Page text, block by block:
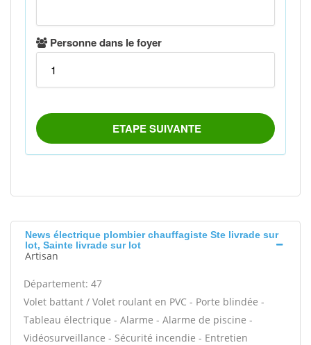
News électrique plombier chauffagiste Ste livrade sur
lot, Sainte livrade sur lot
Artisan
Département: 47
Volet battant / Volet roulant en PVC - Porte blindée -
Tableau électrique - Alarme - Alarme de piscine -
Vidéosurveillance - Sécurité incendie - Entretien